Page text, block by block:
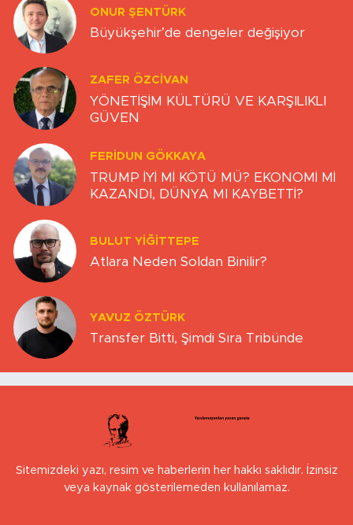
ONUR ŞENTÜRK
Büyükşehir’de dengeler değişiyor
ZAFER ÖZCIVAN
YÖNETİŞİM KÜLTÜRÜ VE KARŞILIKLI
GÜVEN
FERIDUN GÖKKAYA
TRUMP İYİ Mİ KÖTÜ MÜ? EKONOMİ Mİ
KAZANDI, DÜNYA MI KAYBETTİ?
BULUT YİĞİTTEPE
Atlara Neden Soldan Binilir?
YAVUZ ÖZTÜRK
Transfer Bitti, Şimdi Sıra Tribünde
Sitemizdeki yazı, resim ve haberlerin her hakkı saklıdır. İzinsiz
veya kaynak gösterilemeden kullanılamaz.